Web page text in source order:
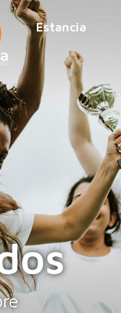
Estancia